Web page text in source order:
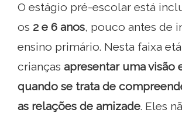
O estágio pré-escolar está
os 2 e 6 anos, pouco antes de
ensino primário. Nesta faixa
crianças apresentar uma visão
quando se trata de
as relações de amizade. Eles